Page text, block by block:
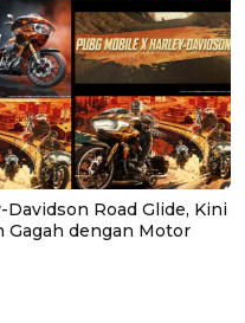
Road Glide, Kini
Gagah dengan Motor